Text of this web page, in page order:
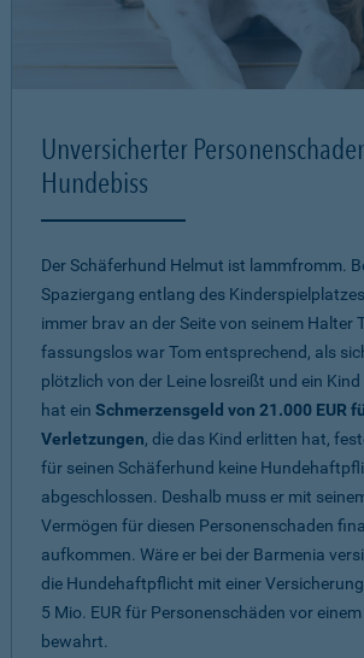
Unversicherter
Hundebiss
Der Schäferhund Helmut ist lammfromm.
Spaziergang entlang des
immer brav an der Seite von seinem Halter
fassungslos war Tom entsprechend, als
plötzlich von der Leine losreißt und ein
hat ein Schmerzensgeld von 21.000 EUR
Verletzungen, die das Kind erlitten hat,
für seinen Schäferhund keine
abgeschlossen. Deshalb muss er mit
Vermögen für diesen Personenschaden
aufkommen. Wäre er bei der Barmenia
die Hundehaftpflicht mit einer
5 Mio. EUR für Personenschäden vor
bewahrt.